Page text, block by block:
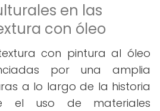
en las
con óleo
con pintura al óleo
por una amplia
a lo largo de la historia
el uso de materiales